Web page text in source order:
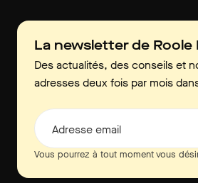
La newsletter de Roole
Des actualités, des conseils et
adresses deux fois par mois
Adresse email
Vous pourrez à tout moment vous